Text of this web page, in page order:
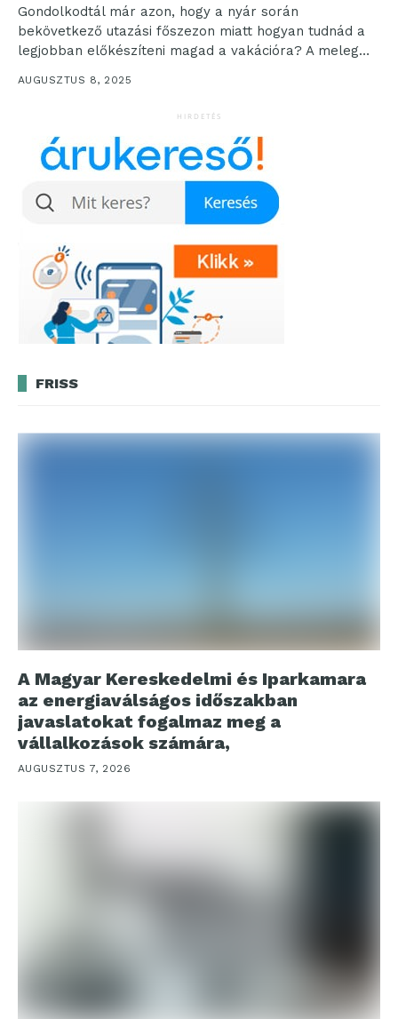
Gondolkodtál már azon, hogy a nyár során
bekövetkező utazási főszezon miatt hogyan tudnád a
legjobban előkészíteni magad a vakációra? A meleg
AUGUSZTUS 8, 2025
HIRDETÉS
FRISS
A Magyar Kereskedelmi és Iparkamara
az energiaválságos időszakban
javaslatokat fogalmaz meg a
vállalkozások számára,
AUGUSZTUS 7, 2026